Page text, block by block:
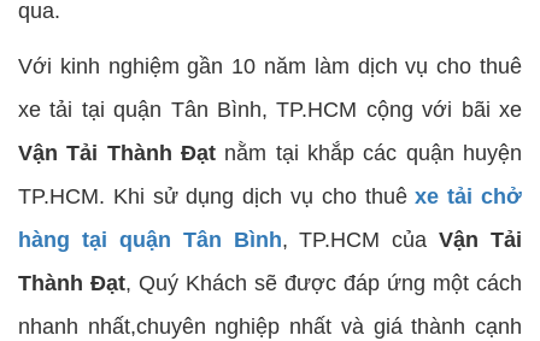
qua.
Với kinh nghiệm gần 10 năm làm dịch vụ cho thuê
xe tải tại quận Tân Bình, TP.HCM cộng với bãi xe
Vận Tải Thành Đạt nằm tại khắp các quận huyện
TP.HCM. Khi sử dụng dịch vụ cho thuêxe tải chở
hàng tại quận Tân Bình, TP.HCM củaVận Tải
Thành Đạt, Quý Khách sẽ được đáp ứng một cách
nhanh nhất,chuyên nghiệp nhất và giá thành cạnh